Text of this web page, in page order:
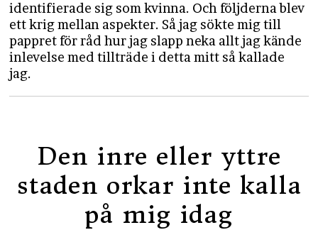
identifierade sig som kvinna. Och följderna blev
ett krig mellan aspekter. Så jag sökte mig till
pappret för råd hur jag slapp neka allt jag kände
inlevelse med tillträde i detta mitt så kallade
jag.
Den inre eller yttre
staden orkar inte kalla
på mig idag